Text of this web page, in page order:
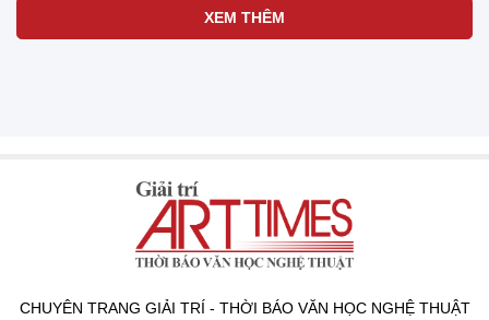
XEM THÊM
CHUYÊN TRANG GIẢI TRÍ - THỜI BÁO VĂN HỌC NGHỆ THUẬT